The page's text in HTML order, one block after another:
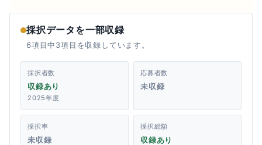
採択データを一部収録
6項目中3項目を収録しています。
採択者数
収録あり
2025年度
応募者数
未収録
採択率
未収録
採択総額
収録あり